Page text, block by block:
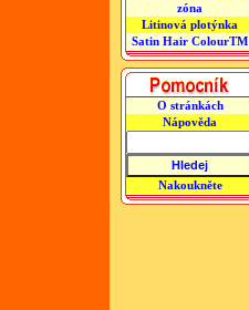
zóna
Litinová plotýnka
Satin Hair ColourTM
O stránkách
Nápověda
Nakoukněte